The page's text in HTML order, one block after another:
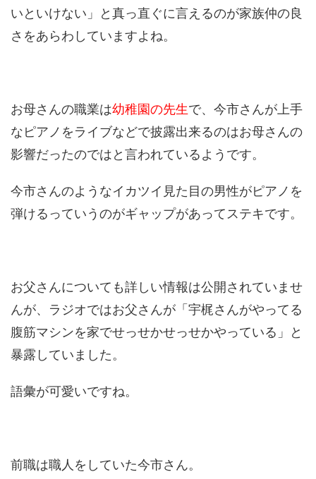
いといけない」と真っ直ぐに言えるのが家族仲の良
さをあらわしていますよね。
お母さんの職業は幼稚園の先生で、今市さんが上手
なピアノをライブなどで披露出来るのはお母さんの
影響だったのではと言われているようです。
今市さんのようなイカツイ見た目の男性がピアノを
弾けるっていうのがギャップがあってステキです。
お父さんについても詳しい情報は公開されていませ
んが、ラジオではお父さんが「宇梶さんがやってる
腹筋マシンを家でせっせかせっせかやっている」と
暴露していました。
語彙が可愛いですね。
前職は職人をしていた今市さん。